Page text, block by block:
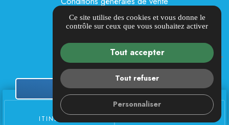
place
ITINÉRAIRE
DEMANDE DE DEVIS
Mentions légales
Politique de confidentialité
Gestion des cookies
Ce site utilise des cookies et vous donne le
contrôle sur ceux que vous souhaitez activer
Tout accepter
Tout refuser
Personnaliser